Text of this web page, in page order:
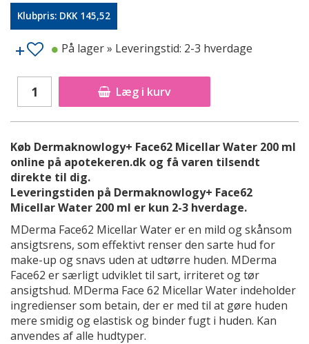
Klubpris: DKK 145,52
Læg i kurv
På lager» Leveringstid: 2-3 hverdage
Køb Dermaknowlogy+ Face62 Micellar Water 200 ml
online på apotekeren.dk og få varen tilsendt
direkte til dig.
Leveringstiden på Dermaknowlogy+ Face62
Micellar Water 200 ml er kun 2-3 hverdage.
MDerma Face62 Micellar Water er en mild og skånsom
ansigtsrens, som effektivt renser den sarte hud for
make-up og snavs uden at udtørre huden. MDerma
Face62 er særligt udviklet til sart, irriteret og tør
ansigtshud. MDerma Face 62 Micellar Water indeholder
ingredienser som betain, der er med til at gøre huden
mere smidig og elastisk og binder fugt i huden. Kan
anvendes af alle hudtyper.